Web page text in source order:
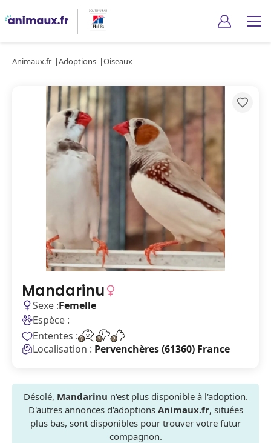
Animaux.fr Adoptions Oiseaux
Mandarinu
Sexe :Femelle
Espèce :
Ententes :
Localisation : Pervenchères (61360) France
Désolé, Mandarinu n'est plus disponible à l'adoption.
D'autres annonces d'adoptions Animaux.fr, situées
plus bas, sont disponibles pour trouver votre futur
compagnon.